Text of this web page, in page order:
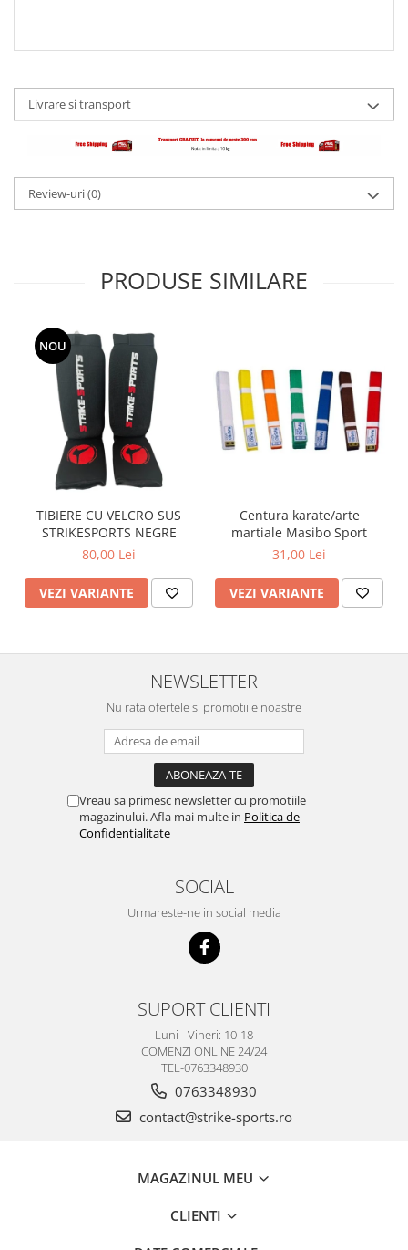
Livrare si transport
Review-uri(0)
PRODUSE SIMILARE
NOU
TIBIERE CU VELCRO SUS
STRIKESPORTS NEGRE
80,00 Lei
VEZI VARIANTE
Centura karate/arte
martiale Masibo Sport
31,00 Lei
VEZI VARIANTE
NEWSLETTER
Nu rata ofertele si promotiile noastre
Vreau sa primesc newsletter cu promotiile
magazinului. Afla mai multe in Politica de
Confidentialitate
SOCIAL
Urmareste-ne in social media
SUPORT CLIENTI
Luni - Vineri: 10-18
COMENZI ONLINE 24/24
TEL-0763348930
0763348930
contact@strike-sports.ro
MAGAZINUL MEU
CLIENTI